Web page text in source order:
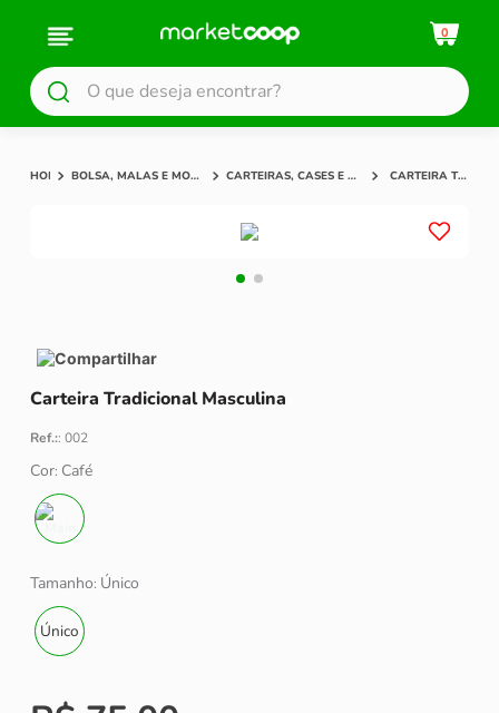
0
O que deseja encontrar?
BOLSA, MALAS E MOCHILAS CARTEIRAS, CASES E PASTAS CARTEIRA TRADICIONAL MASCULINA
Compartilhar
Carteira Tradicional Masculina
Ref.::002
Cor: Café
Tamanho: Único
Único